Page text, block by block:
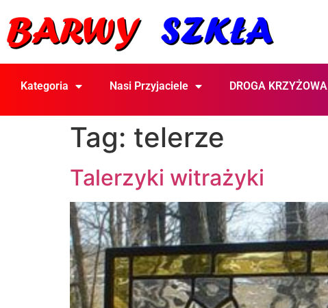
Kategoria Nasi Przyjaciele DROGA KRZYŻOWA
Tag: telerze
Talerzyki witrażyki